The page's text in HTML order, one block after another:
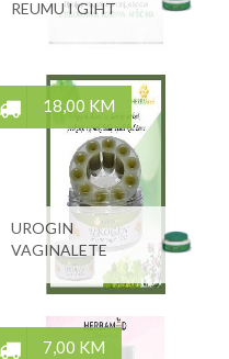
REUMU I GIHT
18,00 KM
UROGIN
VAGINALETE
7,00 KM